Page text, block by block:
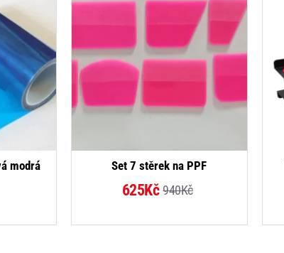
modrá NOVINKA
Set 7 stěrek na PPF
625Kč 940Kč